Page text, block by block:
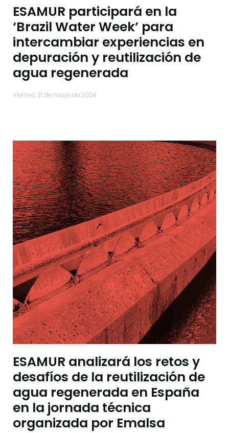
ESAMUR participará en la
‘Brazil Water Week’ para
intercambiar experiencias en
depuración y reutilización de
agua regenerada
viernes, 31 de mayo de 2024
ESAMUR analizará los retos y
desafíos de la reutilización de
agua regenerada en España
en la jornada técnica
organizada por Emalsa